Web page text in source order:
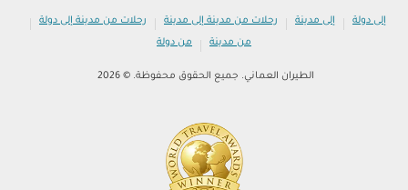
إلى دولة | إلى مدينة | رحلات من مدينة إلى مدينة | رحلات من مدينة إلى دولة |
من مدينة | من دولة
الطيران العماني. جميع الحقوق محفوظة. © 2026